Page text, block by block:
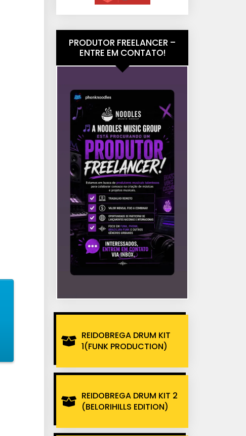
PRODUTOR FREELANCER –
ENTRE EM CONTATO!
REIDOBREGA DRUM KIT
1(FUNK PRODUCTION)
REIDOBREGA DRUM KIT 2
(BELORIHILLS EDITION)